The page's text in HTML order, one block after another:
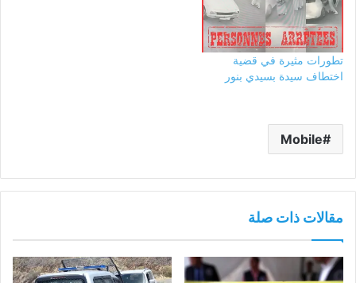
تطورات مثيرة في قضية
اختطاف سيدة بسيدي بنور
Mobile
مقالات ذات صلة